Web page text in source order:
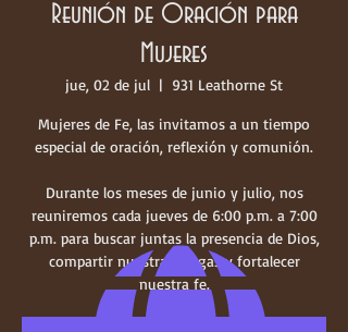
Reunión de Oración para
Mujeres
jue, 02 de jul
  |
931 Leathorne St
Mujeres de Fe, las invitamos a un tiempo
especial de oración, reflexión y comunión.
Durante los meses de junio y julio, nos
reuniremos cada jueves de 6:00 p.m. a 7:00
p.m. para buscar juntas la presencia de Dios,
compartir nuestras cargas y fortalecer
nuestra fe.